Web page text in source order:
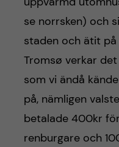
se norrsken) och
staden och ätit på
Tromsø verkar
som vi ändå
på, nämligen
betalade 400kr
renburgare och